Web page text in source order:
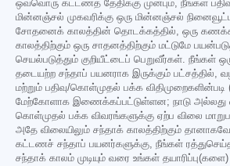
ஒவ்வொரு கட்டணத் தேதிக்கு முன்பும், நீங்கள்
மின்னஞ்சல் முகவரிக்கு ஒரு மின்னஞ்சல்
சோதனைக் காலத்தின் தொடக்கத்தில், ஒரு
காலத்திற்கும் ஒரு சாதனத்திற்கும் மட்டுமே
செயல்படுத்தும் குறியீட்டைப் பெறுவீர்கள். நீங்கள்
தடையற்ற சந்தாப் பயனராக இருக்கும் பட்சத்தில்,
மற்றும் பதிவு/கொள்முதல் பக்க
மேற்கோளாக இணைக்கப்பட்டுள்ளன; நாடு அல்லது
கொள்முதல் பக்க விவரங்களுக்கு ஏற்ப விலை
அதே விலையிலும் சந்தாக் காலத்திற்கும் தானாகவே
கட்டணச் சந்தாப் பயனர்களுக்கு, நீங்கள்
சந்தாக் காலம் முடியும் வரை உங்கள்